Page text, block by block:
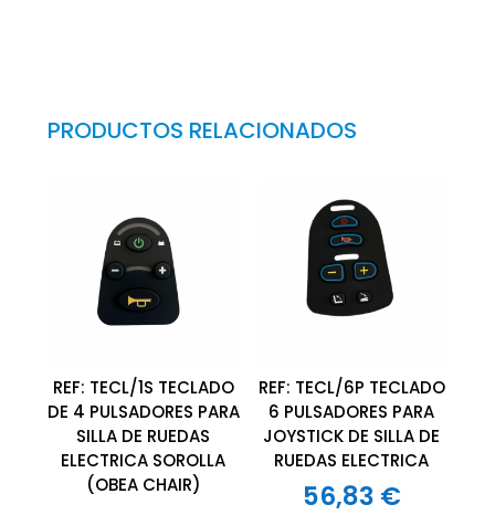
PRODUCTOS RELACIONADOS
REF: TECL/1S TECLADO
DE 4 PULSADORES PARA
SILLA DE RUEDAS
ELECTRICA SOROLLA
(OBEA CHAIR)
REF: TECL/6P TECLADO
6 PULSADORES PARA
JOYSTICK DE SILLA DE
RUEDAS ELECTRICA
56,83 €